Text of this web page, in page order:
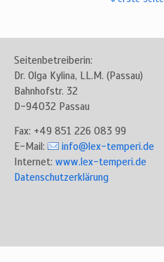
Seitenbetreiberin:
Dr. Olga Kylina, LL.M. (Passau)
Bahnhofstr. 32
D-94032 Passau
Fax: +49 851 226 083 99
E-Mail:
info@lex-temperi.de
Internet: www.lex-temperi.de
Datenschutzerklärung